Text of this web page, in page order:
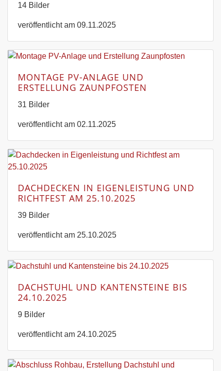
14 Bilder
veröffentlicht am 09.11.2025
MONTAGE PV-ANLAGE UND
ERSTELLUNG ZAUNPFOSTEN
31 Bilder
veröffentlicht am 02.11.2025
DACHDECKEN IN EIGENLEISTUNG UND
RICHTFEST AM 25.10.2025
39 Bilder
veröffentlicht am 25.10.2025
DACHSTUHL UND KANTENSTEINE BIS
24.10.2025
9 Bilder
veröffentlicht am 24.10.2025